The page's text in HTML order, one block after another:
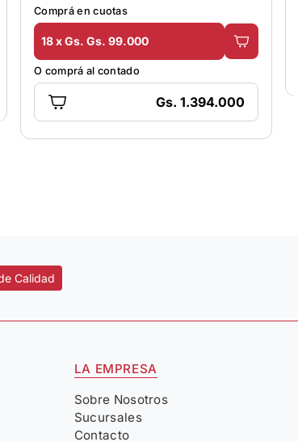
Comprá en cuotas
18 x Gs. Gs. 99.000
O comprá al contado
Gs. 1.394.000
Calidad
LA EMPRESA
Sobre Nosotros
Sucursales
Contacto